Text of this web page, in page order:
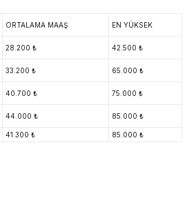
ORTALAMA MAAŞ EN YÜKSEK
28.200 ₺ 42.500 ₺
33.200 ₺ 65.000 ₺
40.700 ₺ 75.000 ₺
44.000 ₺ 85.000 ₺
41.300 ₺ 85.000 ₺